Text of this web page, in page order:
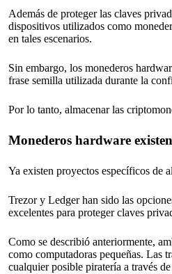
Además de proteger las claves
dispositivos utilizados como
en tales escenarios.
Sin embargo, los monederos
frase semilla utilizada durante la
Por lo tanto, almacenar las
Monederos hardware
Ya existen proyectos específicos de
Trezor y Ledger han sido las
excelentes para proteger claves
Como se describió anteriormente,
como computadoras pequeñas. Las
cualquier posible piratería a través